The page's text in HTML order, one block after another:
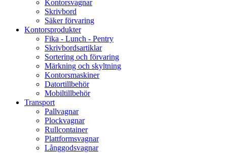
Kontorsvagnar
Skrivbord
Säker förvaring
Kontorsprodukter
Fika - Lunch - Pentry
Skrivbordsartiklar
Sortering och förvaring
Märkning och skyltning
Kontorsmaskiner
Datortillbehör
Mobiltillbehör
Transport
Pallvagnar
Plockvagnar
Rullcontainer
Plattformsvagnar
Långgodsvagnar